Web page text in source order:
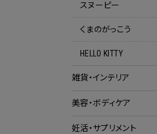
スヌーピー
くまのがっこう
HELLO KITTY
雑貨・インテリア
美容・ボディケア
妊活・サプリメント